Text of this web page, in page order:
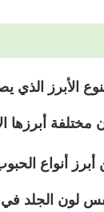
الأبرز الذي
أبرزها
أنواع
لون الجلد